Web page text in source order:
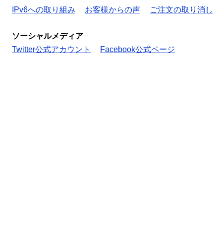
IPv6への取り組み
お客様からの声 ご注文の取り消し
ソーシャルメディア
Twitter公式アカウント
Facebook公式ページ